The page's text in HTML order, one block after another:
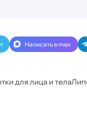
Написать в max
для лица и тела